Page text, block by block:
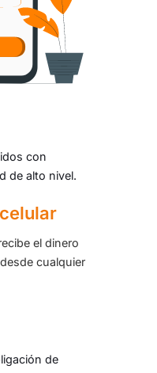
con
de alto nivel.
el dinero
cualquier
de